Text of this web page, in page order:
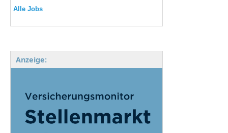
Alle Jobs
Anzeige: